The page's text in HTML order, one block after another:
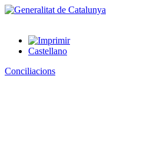
Castellano
Conciliacions